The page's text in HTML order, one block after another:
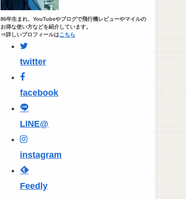
86年生まれ、YouTubeやブログで飛行機レビューやマイルの
お得な使い方などを紹介しています。
⇒詳しいプロフィールはこちら
twitter
facebook
LINE@
instagram
Feedly